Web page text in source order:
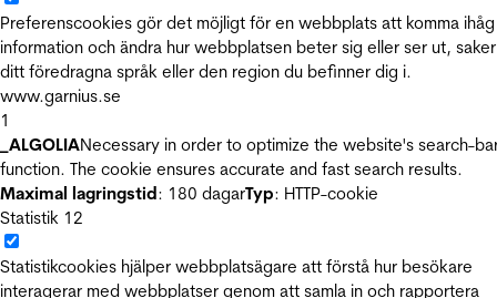
Preferenscookies gör det möjligt för en webbplats att komma ihåg
information och ändra hur webbplatsen beter sig eller ser ut,
ditt föredragna språk eller den region du befinner dig i.
www.garnius.se
1
_ALGOLIANecessary in order to optimize the website's search-
function. The cookie ensures accurate and fast search results.
Maximal lagringstid: 180 dagarTyp: HTTP-cookie
Statistik 12
Statistikcookies hjälper webbplatsägare att förstå hur besökare
interagerar med webbplatser genom att samla in och rapportera